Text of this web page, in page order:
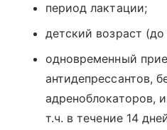
период лактации;
детский возраст (до
одновременный
антидепрессантов,
адреноблокаторов,
т.ч. в течение 14